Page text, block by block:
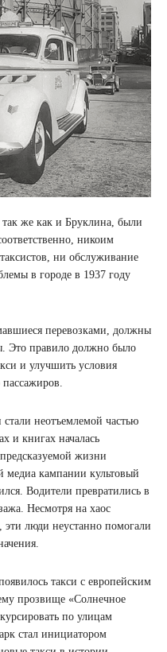
же как и Бруклина, были
никоим
ни обслуживание
в городе в 1937 году
перевозками, должны
Это правило должно было
и улучшить условия
пассажиров.
неотъемлемой частью
и книгах началась
жизни
медиа кампании культовый
Водители превратились в
Несмотря на хаос
эти люди неустанно помогали
такси с европейским
прозвище «Солнечное
по улицам
стал инициатором